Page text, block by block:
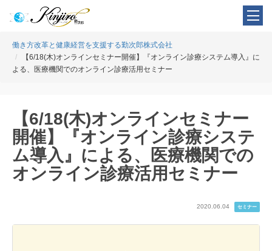
働き方改革と健康経営を支援する勤次郎株式会社
【6/18(木)オンラインセミナー開催】『オンライン診療システム導入』に
よる、医療機関でのオンライン診療活用セミナー
【6/18(木)オンラインセミナー
開催】『オンライン診療システ
ム導入』による、医療機関での
オンライン診療活用セミナー
2020.06.04 セミナー